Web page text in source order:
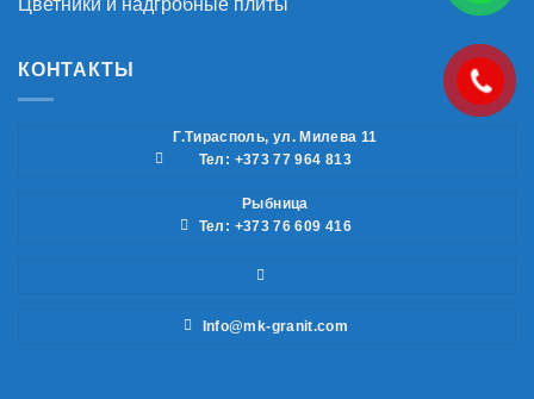
Цветники и надгробные плиты
КОНТАКТЫ
Г.Тирасполь, ул. Милева 11
Тел: +373 77 964 813
Рыбница
Тел: +373 76 609 416
Info@mk-granit.com